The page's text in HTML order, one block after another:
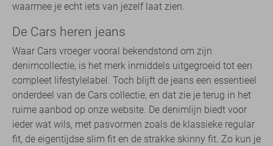
waarmee je echt iets van jezelf laat zien.
De Cars heren jeans
Waar Cars vroeger vooral bekendstond om zijn
denimcollectie, is het merk inmiddels uitgegroeid tot een
compleet lifestylelabel. Toch blijft de jeans een essentieel
onderdeel van de Cars collectie, en dat zie je terug in het
ruime aanbod op onze website. De denimlijn biedt voor
ieder wat wils, met pasvormen zoals de klassieke regular
fit, de eigentijdse slim fit en de strakke skinny fit. Zo kun je